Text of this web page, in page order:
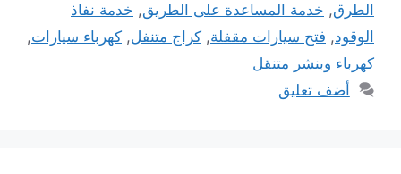
الطرق, خدمة المساعدة على الطريق, خدمة نفاذ
الوقود, فتح سيارات مقفلة, كراج متنفل, كهرباء سيارات,
كهرباء وبنشر متنقل
أضف تعليق